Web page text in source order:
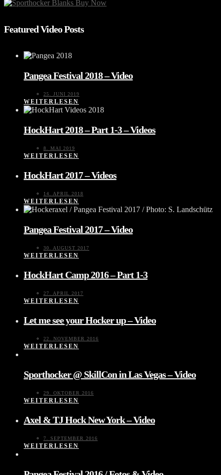
Featured Video Posts
Pangea Festival 2018 – Video
25. JUNI 2019
WEITERLESEN
HockHart 2018 – Part 1-3 – Videos
8. MAI 2019
WEITERLESEN
HockHart 2017 – Videos
14. APRIL 2018
WEITERLESEN
Pangea Festival 2017 – Video
30. AUGUST 2017
WEITERLESEN
HockHart Camp 2016 – Part 1-3
27. APRIL 2017
WEITERLESEN
Let me see your Hocker up – Video
22. NOVEMBER 2016
WEITERLESEN
Sporthocker @ SkillCon in Las Vegas – Video
29. OKTOBER 2016
WEITERLESEN
Axel & TJ Hock New York – Video
7. SEPTEMBER 2016
WEITERLESEN